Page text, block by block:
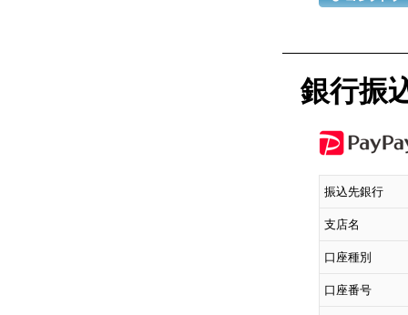
銀行振
振込先銀行
支店名
口座種別
口座番号